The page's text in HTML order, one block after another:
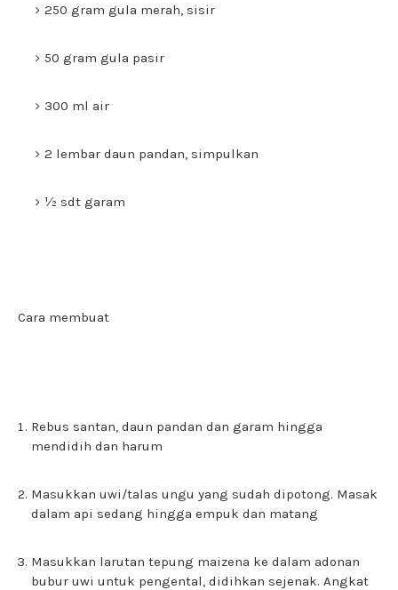
250 gram gula merah, sisir
50 gram gula pasir
300 ml air
2 lembar daun pandan, simpulkan
½ sdt garam
Cara membuat
Rebus santan, daun pandan dan garam hingga
mendidih dan harum
Masukkan uwi/talas ungu yang sudah dipotong. Masak
dalam api sedang hingga empuk dan matang
Masukkan larutan tepung maizena ke dalam adonan
bubur uwi untuk pengental, didihkan sejenak. Angkat